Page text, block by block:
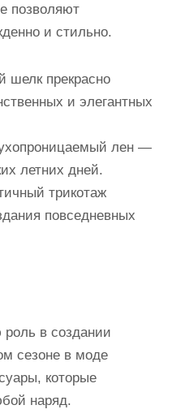
позволяют
и стильно.
шелк прекрасно
и элегантных
лен —
летних дней.
трикотаж
повседневных
в создании
сезоне в моде
которые
наряд.